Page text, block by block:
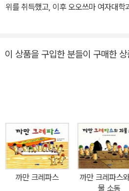
위를 취득했고, 이후 오오쓰마 여자대학
녁』, 『홀리 가든』, 『좌안 1·2』, 『제비꽃
이 상품을 구입한 분들이 구매한 상
까만 크레파스
까만 크레파스
물 소동